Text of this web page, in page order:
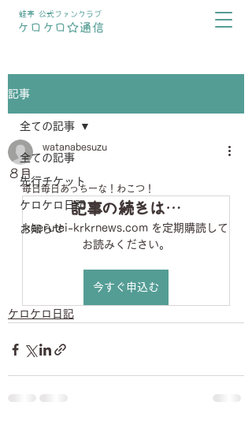
蛙亭 公式ファンクラブ
ケロケロ☆通信
記事
全ての記事
先行チケット
ケロケロ日記
お知らせ
全ての記事
８月
watanabesuzu
毎日毎日あっちーな！わこつ！
記事の続きは…
kaerutei-krkrnews.com を定期購読して
お読みください。
今すぐ申込む
ケロケロ日記